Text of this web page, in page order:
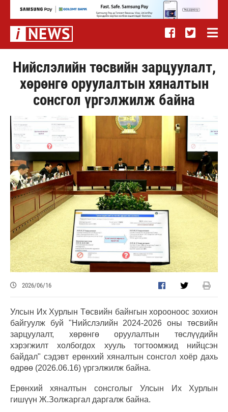
Нийслэлийн төсвийн зарцуулалт,
хөрөнгө оруулалтын хяналтын
сонсгол үргэлжилж байна
2026/06/16
Улсын Их Хурлын Төсвийн байнгын хорооноос зохион
байгуулж буй "Нийслэлийн 2024-2026 оны төсвийн
зарцуулалт, хөрөнгө оруулалтын төслүүдийн
хэрэгжилт холбогдох хууль тогтоомжид нийцсэн
байдал" сэдэвт ерөнхий хяналтын сонсгол хоёр дахь
өдрөө (2026.06.16) үргэлжилж байна.
Ерөнхий хяналтын сонсголыг Улсын Их Хурлын
гишүүн Ж.Золжаргал даргалж байна.